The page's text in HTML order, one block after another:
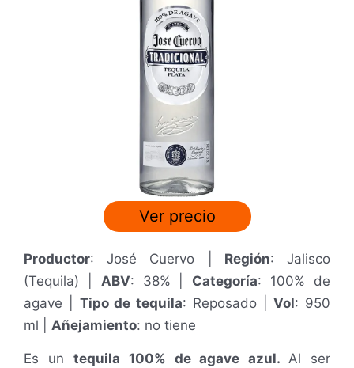
Ver precio
Productor: José Cuervo | Región: Jalisco
(Tequila) | ABV: 38% | Categoría: 100% de
agave | Tipo de tequila: Reposado |Vol: 950
ml
Añejamiento: no tiene
Es un tequila 100% de agave azul.Al ser